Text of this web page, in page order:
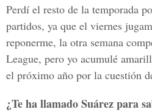
Perdí el resto de la temporada
partidos, ya que el viernes
reponerme, la otra semana
League, pero yo acumulé
el próximo año por la cuestión
¿Te ha llamado Suárez para